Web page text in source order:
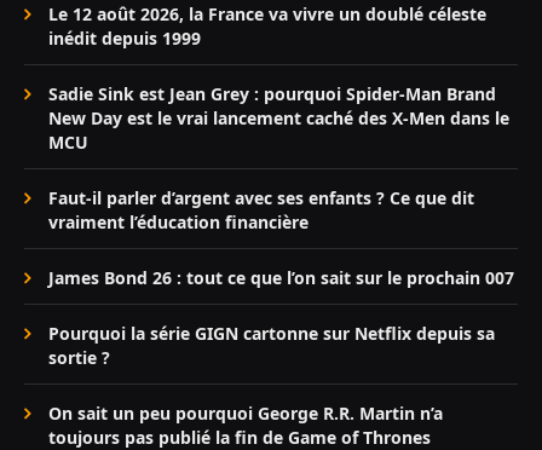
Le 12 août 2026, la France va vivre un doublé céleste
inédit depuis 1999
Sadie Sink est Jean Grey : pourquoi Spider-Man Brand
New Day est le vrai lancement caché des X-Men dans le
MCU
Faut-il parler d’argent avec ses enfants ? Ce que dit
vraiment l’éducation financière
James Bond 26 : tout ce que l’on sait sur le prochain 007
Pourquoi la série GIGN cartonne sur Netflix depuis sa
sortie ?
On sait un peu pourquoi George R.R. Martin n’a
toujours pas publié la fin de Game of Thrones